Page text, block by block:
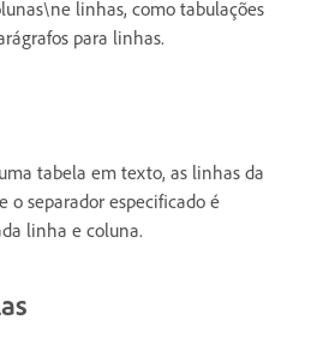
linhas, como tabulações
para linhas.
tabela em texto, as linhas da
o separador especificado é
linha e coluna.